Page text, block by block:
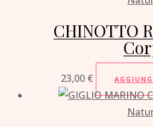
CHINOTTO
23,00 €